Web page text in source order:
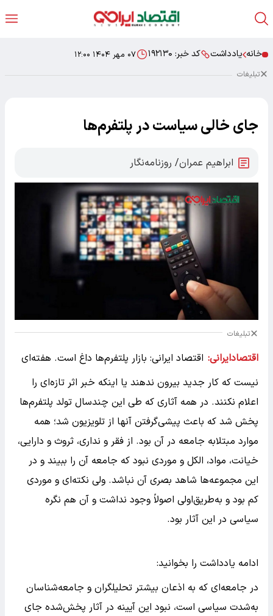
خانه یادداشت کد خبر: ۱۹۲۱۳۰ ۰۷ مهر ۱۴۰۴ ۱۲:۰۰
تبلیغات
جای خالی سیاست در پلتفرم‌ها
ابراهیم عمران/ روزنامه‌نگار
تبلیغات
اقتصادایرانی: اقتصاد ایرانی: بازار پلتفرم‌ها داغ است. هفته‌ای
نیست که کار جدید بیرون ندهند یا اینکه خبر اثر تازه‌ای را
اعلام نکنند. در همه آثاری که طی این چندسال تولد پلتفرم‌ها
پخش شد که باعث پیشی‌گرفتن آنها از تلویزیون شد؛ همه
موارد مبتلابه جامعه در آن بود. از فقر و نداری، ثروث و دارایی،
خیانت، مواد، الکل و موردی نبود که جامعه آن را ببیند و در
این مجموعه‌ها شاهد بصری آن نباشد. ولی نکته‌ای و موردی
کم بود و به‌طریق‌اولی اصولاً وجود نداشت و آن هم نگره
سیاسی در این آثار بود.
ادامه یادداشت را بخوانید:
در جامعه‌ای که به اذعان بیشتر تحلیلگران و جامعه‌شناسان
به‌شدت سیاسی است، نبود این آیینه در آثار پخش‌شده جای